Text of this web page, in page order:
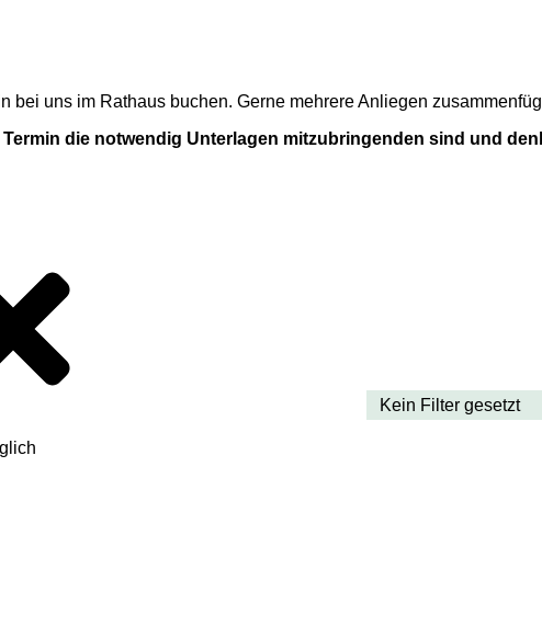
bei uns im Rathaus buchen. Gerne mehrere Anliegen
die notwendig Unterlagen mitzubringenden sind und